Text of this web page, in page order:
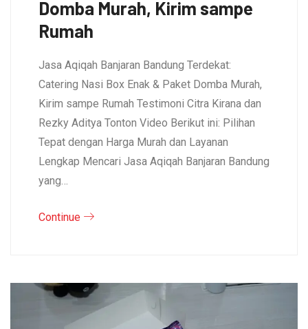
Domba Murah, Kirim sampe
Rumah
Jasa Aqiqah Banjaran Bandung Terdekat:
Catering Nasi Box Enak & Paket Domba Murah,
Kirim sampe Rumah Testimoni Citra Kirana dan
Rezky Aditya Tonton Video Berikut ini: Pilihan
Tepat dengan Harga Murah dan Layanan
Lengkap Mencari Jasa Aqiqah Banjaran Bandung
yang…
Continue